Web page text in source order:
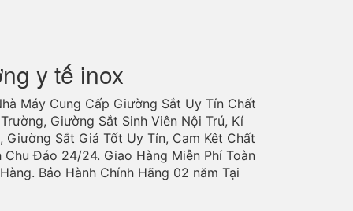
y tế inox
Máy Cung Cấp Giường Sắt Uy Tín Chất
Giường Sắt Sinh Viên Nội Trú, Kí
Sắt Giá Tốt Uy Tín, Cam Kêt Chất
Chu Đáo 24/24. Giao Hàng Miễn Phí Toàn
Bảo Hành Chính Hãng 02 năm Tại